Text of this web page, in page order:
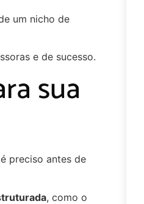
um nicho de
e de sucesso.
sua
preciso antes de
, como o